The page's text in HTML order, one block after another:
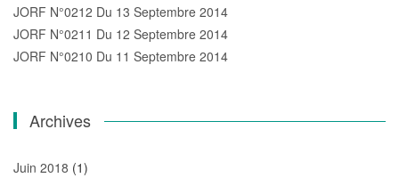
JORF N°0212 Du 13 Septembre 2014
JORF N°0211 Du 12 Septembre 2014
JORF N°0210 Du 11 Septembre 2014
Archives
Juin 2018 (1)